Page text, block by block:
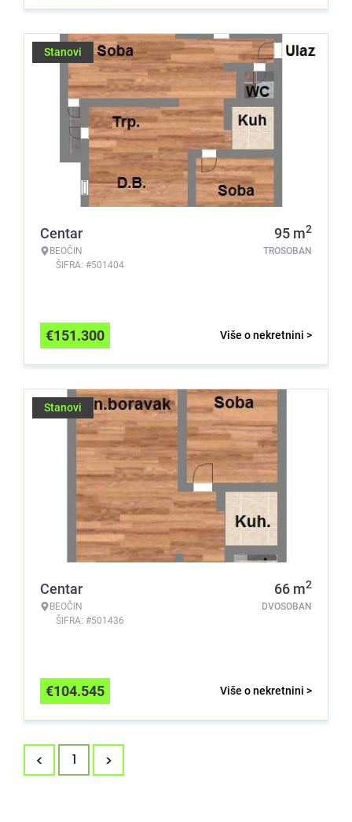
Stanovi
Centar
BEOČIN
ŠIFRA: #501404
95 m2
TROSOBAN
Više o nekretnini >
€151.300
Stanovi
Centar
BEOČIN
ŠIFRA: #501436
66 m2
DVOSOBAN
Više o nekretnini >
€104.545
< 1 >